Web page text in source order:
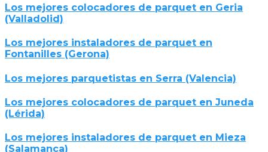
Los mejores colocadores de parquet en Geria
(Valladolid)
Los mejores instaladores de parquet en
Fontanilles (Gerona)
Los mejores parquetistas en Serra (Valencia)
Los mejores colocadores de parquet en Juneda
(Lérida)
Los mejores instaladores de parquet en Mieza
(Salamanca)